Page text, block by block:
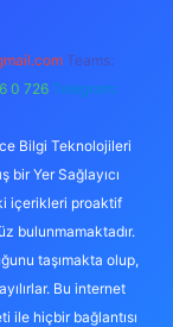
Teams:
0 726 Telegram:
Bilgi Teknolojileri
bir Yer Sağlayıcı
içerikleri proaktif
bulunmamaktadır.
taşımakta olup,
Bu internet
ile hiçbir bağlantısı